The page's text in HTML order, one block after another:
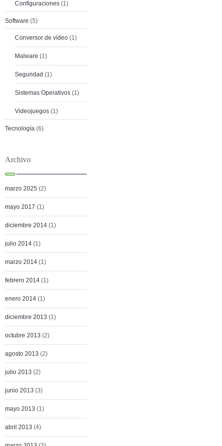
Configuraciones (1)
Software (5)
Conversor de vídeo (1)
Malware (1)
Seguridad (1)
Sistemas Operativos (1)
Videojuegos (1)
Tecnología (6)
Archivo
marzo 2025 (2)
mayo 2017 (1)
diciembre 2014 (1)
julio 2014 (1)
marzo 2014 (1)
febrero 2014 (1)
enero 2014 (1)
diciembre 2013 (1)
octubre 2013 (2)
agosto 2013 (2)
julio 2013 (2)
junio 2013 (3)
mayo 2013 (1)
abril 2013 (4)